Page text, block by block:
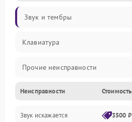
Звук и тембры
Клавиатура
Прочие неисправности
Включение и работа
Управление и электроника
Неисправности Стоимость
Звук искажается 3500 ₽